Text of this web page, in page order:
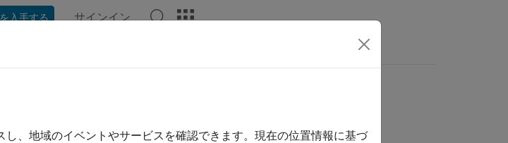
入手する サインイン
、地域のイベントやサービスを確認できます。現在の位置情報に基づ